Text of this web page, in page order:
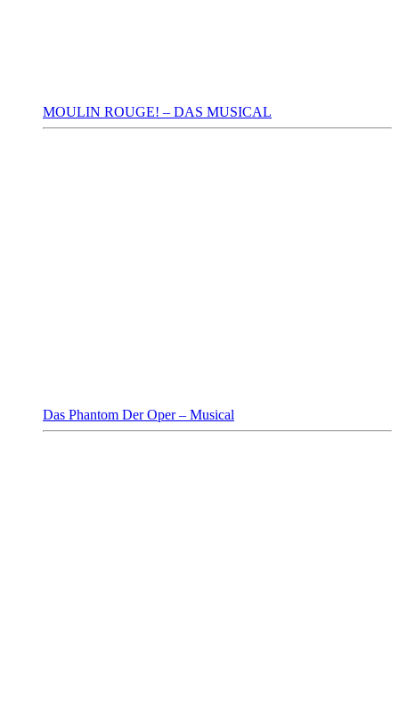
MOULIN ROUGE! – DAS MUSICAL
Das Phantom Der Oper – Musical